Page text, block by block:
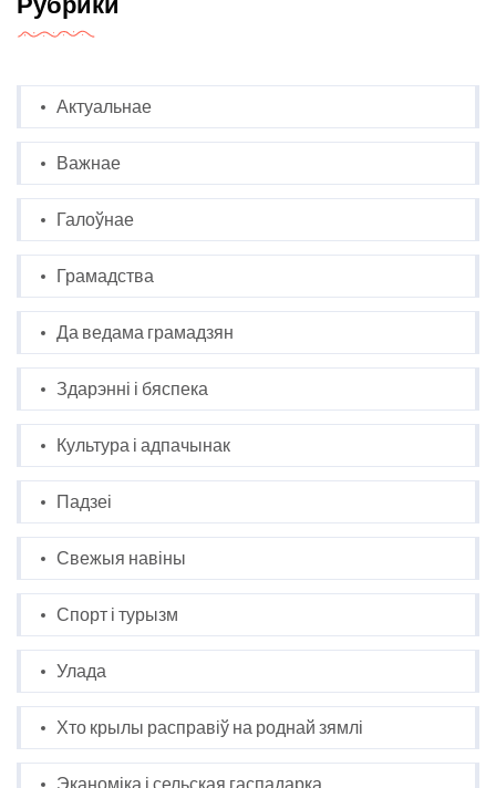
Актуальнае
Важнае
Галоўнае
Грамадства
Да ведама грамадзян
Здарэнні і бяспека
Культура і адпачынак
Падзеі
Свежыя навіны
Спорт і турызм
Улада
Хто крылы расправіў на роднай зямлі